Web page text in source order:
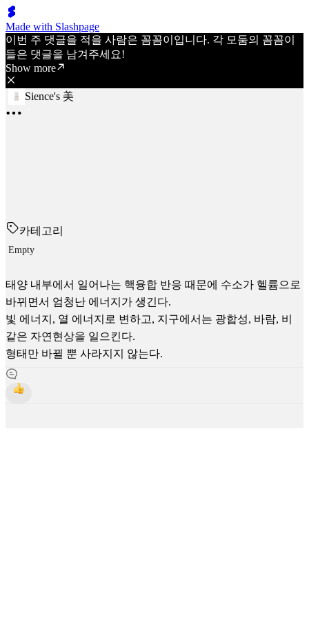
Made with Slashpage
이번 주 댓글을 적을 사람은 꼼꼼이입니다. 각 모둠의 꼼꼼이
들은 댓글을 남겨주세요!
Show more
Sience's 美
카테고리
Empty
태양 내부에서 일어나는 핵융합 반응 때문에 수소가 헬륨으로
바뀌면서 엄청난 에너지가 생긴다.
빛 에너지, 열 에너지로 변하고, 지구에서는 광합성, 바람, 비
같은 자연현상을 일으킨다.
형태만 바뀔 뿐 사라지지 않는다.